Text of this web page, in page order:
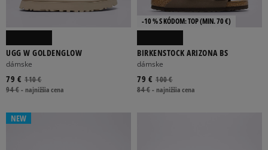
UGG W GOLDENGLOW
dámske
110 €
79 €
94 €-najnižšia cena
-10 % S KÓDOM: TOP (MIN. 70 €)
BIRKENSTOCK ARIZONA BS
dámske
100 €
79 €
84 €-najnižšia cena
NEW